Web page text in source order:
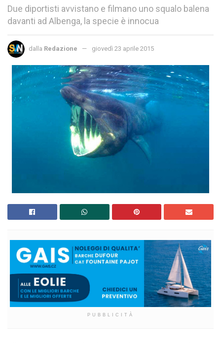
Due diportisti avvistano e filmano uno squalo balena
davanti ad Albenga, la specie è innocua
dalla Redazione giovedì 23 aprile 2015
PUBBLICITÀ